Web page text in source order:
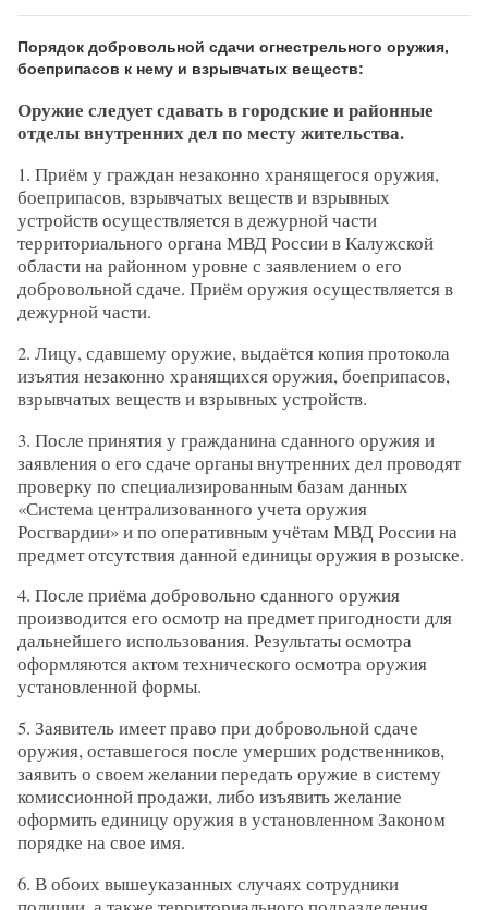
Порядок добровольной сдачи огнестрельного оружия,
боеприпасов к нему и взрывчатых веществ:
Оружие следует сдавать в городские и районные
отделы внутренних дел по месту жительства.
1. Приём у граждан незаконно хранящегося оружия,
боеприпасов, взрывчатых веществ и взрывных
устройств осуществляется в дежурной части
территориального органа МВД России в Калужской
области на районном уровне с заявлением о его
добровольной сдаче. Приём оружия осуществляется в
дежурной части.
2. Лицу, сдавшему оружие, выдаётся копия протокола
изъятия незаконно хранящихся оружия, боеприпасов,
взрывчатых веществ и взрывных устройств.
3. После принятия у гражданина сданного оружия и
заявления о его сдаче органы внутренних дел проводят
проверку по специализированным базам данных
«Система централизованного учета оружия
Росгвардии» и по оперативным учётам МВД России на
предмет отсутствия данной единицы оружия в розыске.
4. После приёма добровольно сданного оружия
производится его осмотр на предмет пригодности для
дальнейшего использования. Результаты осмотра
оформляются актом технического осмотра оружия
установленной формы.
5. Заявитель имеет право при добровольной сдаче
оружия, оставшегося после умерших родственников,
заявить о своем желании передать оружие в систему
комиссионной продажи, либо изъявить желание
оформить единицу оружия в установленном Законом
порядке на свое имя.
6. В обоих вышеуказанных случаях сотрудники